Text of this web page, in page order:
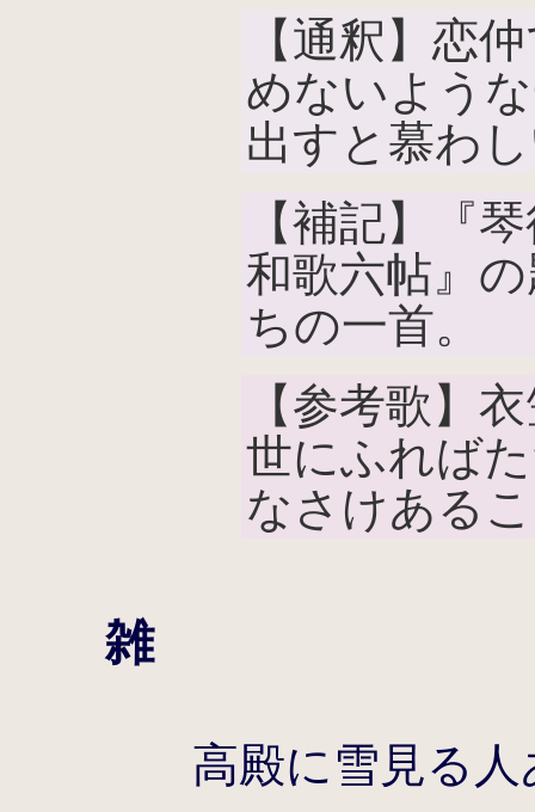
【通釈】恋
めないよう
出すと慕わ
【補記】『
和歌六帖』
ちの一首。
【参考歌】
世にふれば
なさけある
雑
高殿に雪見る人